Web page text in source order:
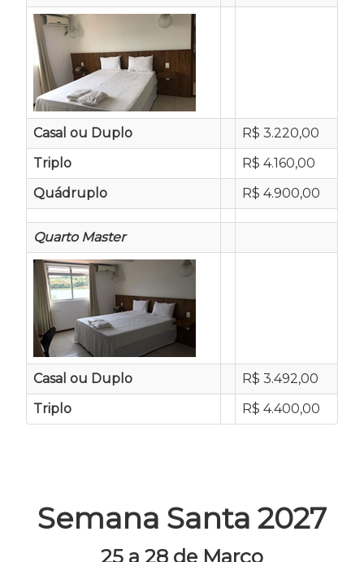
Casal ou Duplo
R$ 3.220,00
Triplo
R$ 4.160,00
Quádruplo
R$ 4.900,00
Quarto Master
Casal ou Duplo
R$ 3.492,00
Triplo
R$ 4.400,00
Semana Santa 2027
25 a 28 de Março